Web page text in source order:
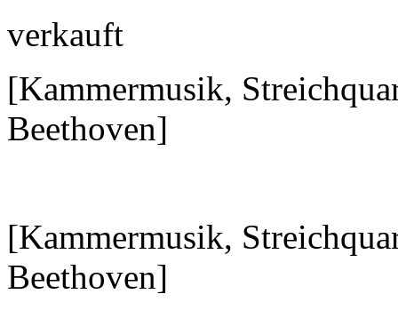
verkauft
[Kammermusik,
Beethoven]
[Kammermusik,
Beethoven]